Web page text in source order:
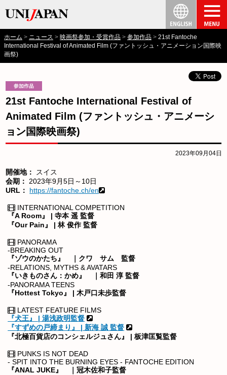
ホーム ニュース 映画祭参加・受賞作品 参加作品
21st Fantoche
International Festival of Animated Film (ファントッシュ・アニメーション国際映
画祭)
21st Fantoche International Festival of
Animated Film (ファントッシュ・アニメーシ
ョン国際映画祭)
2023年09月04日
開催地：
スイス
会期： 2023年9月5日～10日
URL： https://fantoche.ch/en
INTERNATIONAL COMPETITION
『A Room』 | 寺本 遥 監督
『Our Pain』 | 林 俊作 監督
PANORAMA
-BREAKING OUT
『ゾウのかたち』 ｜クワ サム 監督
-RELATIONS, MYTHS & AVATARS
『いきものさん：かめ』 ｜和田 淳 監督
-PANORAMA TEENS
『Hottest Tokyo』 | 木戸口未歩監督
LATEST FEATURE FILMS
『犬王』 | 湯浅政明監督
『すずめの戸締まり』 | 新海 誠 監督
『北極百貨店のコンシェルジュさん』 | 板津匡覧監督
PUNKS IS NOT DEAD
- SPIT INTO THE BURNING EYES - FANTOCHE EDITION
『ANAL JUKE』 ｜冠木佐和子監督